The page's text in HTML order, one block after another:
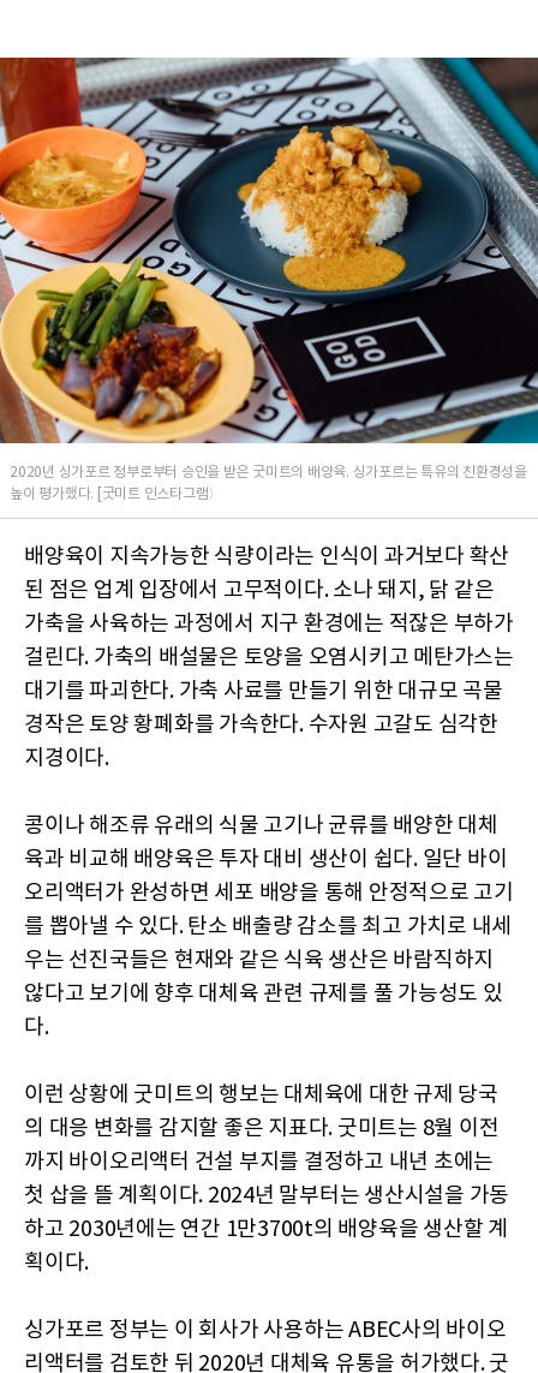
2020년 싱가포르 정부로부터 승인을 받은 굿미트의 배양육. 싱가포르는 특유의 친환경성을
높이 평가했다. [굿미트 인스타그램〉
배양육이 지속가능한 식량이라는 인식이 과거보다 확산
된 점은 업계 입장에서 고무적이다. 소나 돼지, 닭 같은
가축을 사육하는 과정에서 지구 환경에는 적잖은 부하가
걸린다. 가축의 배설물은 토양을 오염시키고 메탄가스는
대기를 파괴한다. 가축 사료를 만들기 위한 대규모 곡물
경작은 토양 황폐화를 가속한다. 수자원 고갈도 심각한
지경이다.
콩이나 해조류 유래의 식물 고기나 균류를 배양한 대체
육과 비교해 배양육은 투자 대비 생산이 쉽다. 일단 바이
오리액터가 완성하면 세포 배양을 통해 안정적으로 고기
를 뽑아낼 수 있다. 탄소 배출량 감소를 최고 가치로 내세
우는 선진국들은 현재와 같은 식육 생산은 바람직하지
않다고 보기에 향후 대체육 관련 규제를 풀 가능성도 있
다.
이런 상황에 굿미트의 행보는 대체육에 대한 규제 당국
의 대응 변화를 감지할 좋은 지표다. 굿미트는 8월 이전
까지 바이오리액터 건설 부지를 결정하고 내년 초에는
첫 삽을 뜰 계획이다. 2024년 말부터는 생산시설을 가동
하고 2030년에는 연간 1만3700t의 배양육을 생산할 계
획이다.
싱가포르 정부는 이 회사가 사용하는 ABEC사의 바이오
리액터를 검토한 뒤 2020년 대체육 유통을 허가했다. 굿